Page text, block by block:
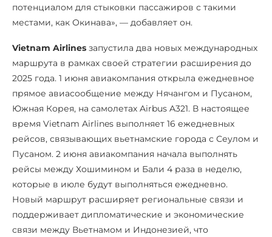
потенциалом для стыковки пассажиров с такими
местами, как Окинава», — добавляет он.
Vietnam Airlines запустила два новых международных
маршрута в рамках своей стратегии расширения до
2025 года. 1 июня авиакомпания открыла ежедневное
прямое авиасообщение между Нячангом и Пусаном,
Южная Корея, на самолетах Airbus A321. В настоящее
время Vietnam Airlines выполняет 16 ежедневных
рейсов, связывающих вьетнамские города с Сеулом и
Пусаном. 2 июня авиакомпания начала выполнять
рейсы между Хошимином и Бали 4 раза в неделю,
которые в июле будут выполняться ежедневно.
Новый маршрут расширяет региональные связи и
поддерживает дипломатические и экономические
связи между Вьетнамом и Индонезией, что